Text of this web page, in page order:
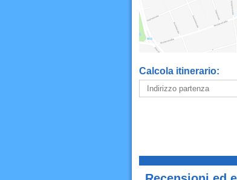
Calcola itinerario: